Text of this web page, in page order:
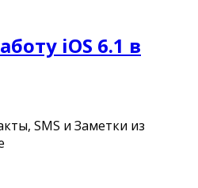
iOS 6.1 в
SMS и Заметки из